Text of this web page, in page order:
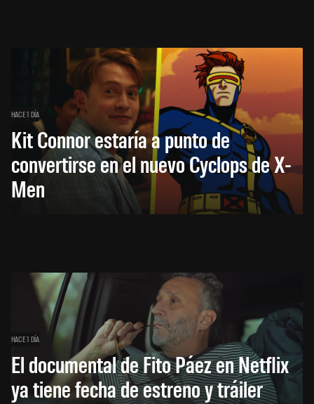
HACE 1 DÍA
Kit Connor estaría a punto de
convertirse en el nuevo Cyclops de X-
Men
HACE 1 DÍA
El documental de Fito Páez en Netflix
ya tiene fecha de estreno y tráiler